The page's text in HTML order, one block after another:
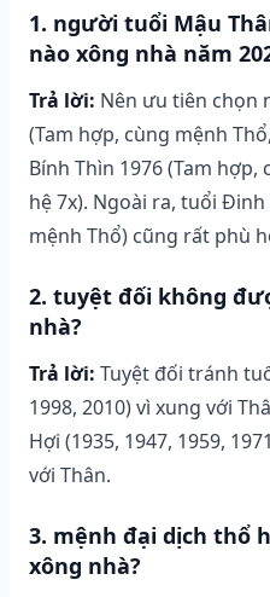
1. người tuổi Mậu
nào xông nhà năm
Trả lời: Nên ưu tiên chọn
(Tam hợp, cùng mệnh
Bính Thìn 1976 (Tam
hệ 7x). Ngoài ra, tuổi Đinh
mệnh Thổ) cũng rất phù
2. tuyệt đối không
nhà?
Trả lời: Tuyệt đối tránh
1998, 2010) vì xung với
Hợi (1935, 1947, 1959,
với Thân.
3. mệnh đại dịch thổ
xông nhà?